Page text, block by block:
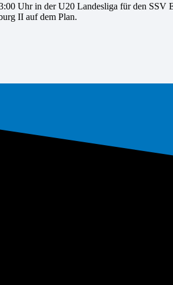
Uhr in der U20 Landesliga für den
II auf dem Plan.